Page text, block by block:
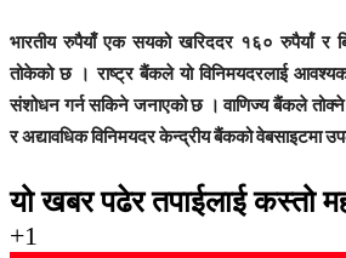
भारतीय रुपैयाँ एक सयको खरिददर १६० रुपैयाँ र
तोकेको छ । राष्ट्र बैंकले यो विनिमयदरलाई
संशोधन गर्न सकिने जनाएको छ । वाणिज्य बैंकले
र अद्यावधिक विनिमयदर केन्द्रीय बैंकको वेबसाइटमा
यो खबर पढेर तपाईलाई कस्तो
+1